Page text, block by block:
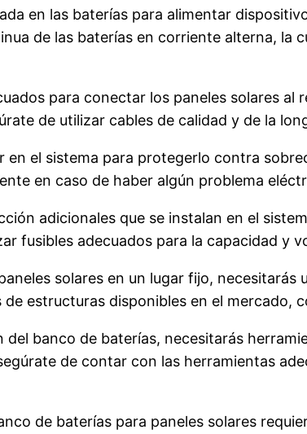
en las baterías para alimentar
de las baterías en corriente alterna, la
para conectar los paneles solares al
de utilizar cables de calidad y de la
el sistema para protegerlo contra
en caso de haber algún problema
adicionales que se instalan en el
fusibles adecuados para la capacidad y
solares en un lugar fijo,
estructuras disponibles en el mercado,
banco de baterías, necesitarás
de contar con las herramientas
de baterías para paneles solares